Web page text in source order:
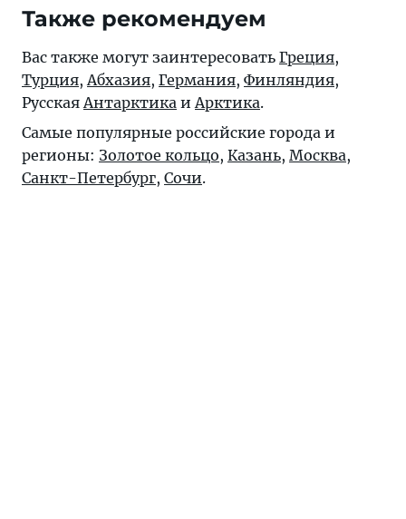
Также рекомендуем
Вас также могут заинтересовать Греция,
Турция, Абхазия, Германия, Финляндия,
Русская Антарктика и Арктика.
Самые популярные российские города и
регионы: Золотое кольцо, Казань, Москва,
Санкт-Петербург, Сочи.